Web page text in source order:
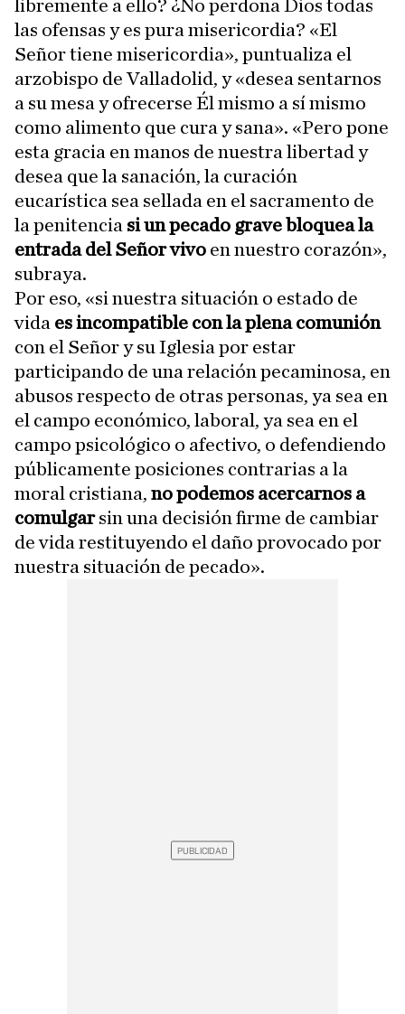
libremente a ello? ¿No perdona Dios todas
las ofensas y es pura misericordia? «El
Señor tiene misericordia», puntualiza el
arzobispo de Valladolid, y «desea sentarnos
a su mesa y ofrecerse Él mismo a sí mismo
como alimento que cura y sana». «Pero pone
esta gracia en manos de nuestra libertad y
desea que la sanación, la curación
eucarística sea sellada en el sacramento de
la penitencia si un pecado grave bloquea la
entrada del Señor vivo en nuestro corazón»,
subraya.
Por eso, «si nuestra situación o estado de
vida es incompatible con la plena comunión
con el Señor y su Iglesia por estar
participando de una relación pecaminosa, en
abusos respecto de otras personas, ya sea en
el campo económico, laboral, ya sea en el
campo psicológico o afectivo, o defendiendo
públicamente posiciones contrarias a la
moral cristiana, no podemos acercarnos a
comulgarsin una decisión firme de cambiar
de vida restituyendo el daño provocado por
nuestra situación de pecado».